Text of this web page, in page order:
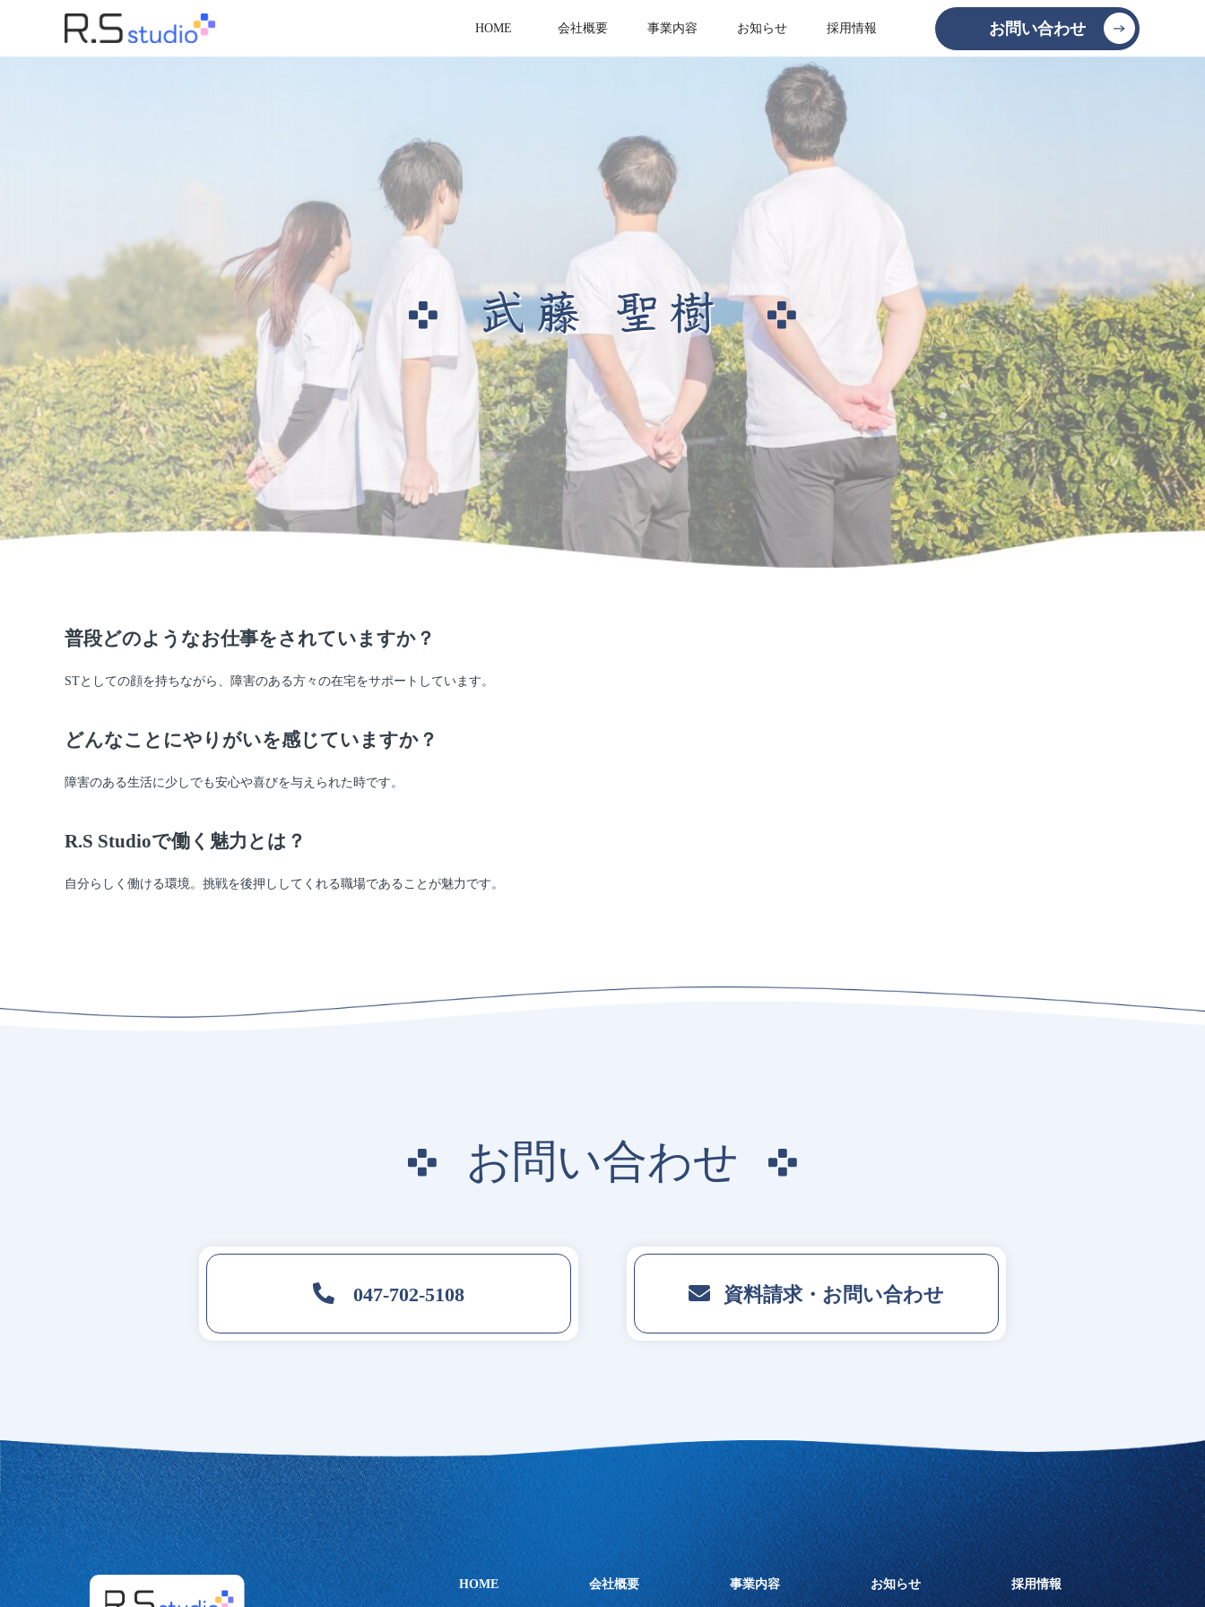
HOME 会社概要 事業内容 お知らせ 採用情報 お問い合わせ
武藤 聖樹
普段どのようなお仕事をされていますか？
STとしての顔を持ちながら、障害のある方々の在宅をサポートしています。
どんなことにやりがいを感じていますか？
障害のある生活に少しでも安心や喜びを与えられた時です。
R.S Studioで働く魅力とは？
自分らしく働ける環境。挑戦を後押ししてくれる職場であることが魅力です。
お問い合わせ
047-702-5108 資料請求・お問い合わせ
HOME 会社概要 事業内容 お知らせ 採用情報